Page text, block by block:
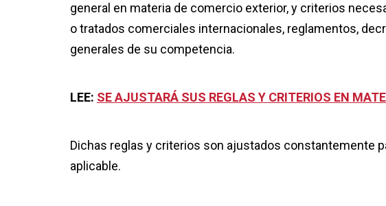
general en materia de comercio exterior, y criterios
o tratados comerciales internacionales, reglamentos,
generales de su competencia.
LEE: SE AJUSTARÁ SUS REGLAS Y CRITERIOS EN
Dichas reglas y criterios son ajustados constantemente
aplicable.